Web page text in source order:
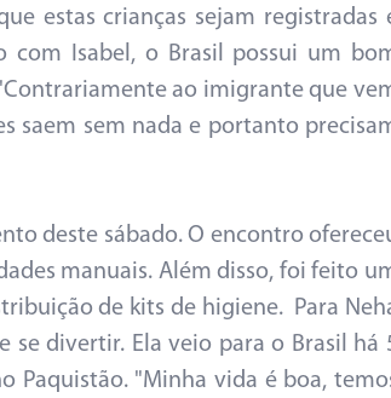
estas crianças sejam registradas
com Isabel, o Brasil possui um
ao imigrante que
saem sem nada e portanto
deste sábado. O encontro
manuais. Além disso, foi feito
de kits de higiene. Para
divertir. Ela veio para o Brasil há
Paquistão. "Minha vida é boa,